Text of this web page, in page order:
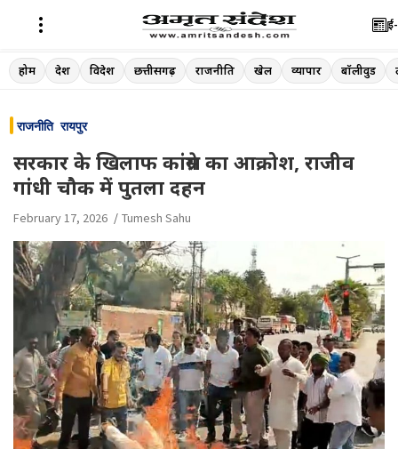
Skip
to
होम देश विदेश छत्तीसगढ़ राजनीति खेल व्यापार बॉलीवुड
राजनीति रायपुर
सरकार के खिलाफ कांग्रेस का आक्रोश, राजीव
गांधी चौक में पुतला दहन
February 17, 2026 Tumesh Sahu